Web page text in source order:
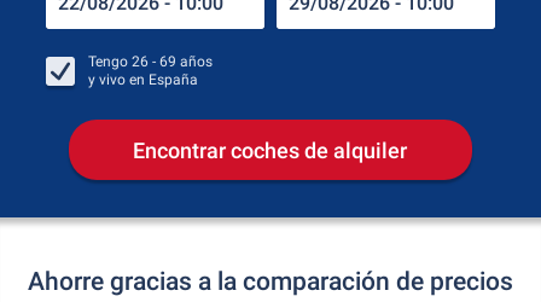
Tengo 26 - 69 años
y vivo en España
Encontrar coches de alquiler
Ahorre gracias a la comparación de precios